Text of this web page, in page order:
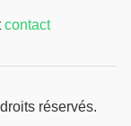
contact
réservés.